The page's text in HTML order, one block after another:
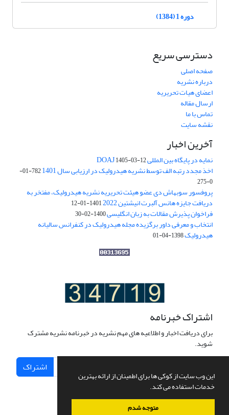
این وب سایت از کوکی ها برای اطمینان از ارائه بهترین
خدمات استفاده می کند.
متوجه شدم
دوره 1 (1384)
دسترسی سریع
صفحه اصلی
درباره نشریه
اعضای هیات تحریریه
ارسال مقاله
تماس با ما
نقشه سایت
آخرین اخبار
نمایه در پایگاه بین المللی DOAJ1405-03-12
اخذ مجدد رتبه الف توسط نشریه هیدرولیک در ارزیابی سال 1401
782-01-
0-275
پروفسور سوبهاش دی عضو هیئت تحریریه نشریه هیدرولیک، مفتخر به
دریافت جایزه هانس آلبرت انیشتین 2022 1401-01-12
فراخوان پذیرش مقالات به زبان انگلیسی1400-02-30
انتخاب و معرفی داور برگزیده مجله هیدرولیک در کنفرانس سالیانه
هیدرولیک1398-04-01
اشتراک خبرنامه
برای دریافت اخبار و اطلاعیه های مهم نشریه در خبرنامه نشریه مشترک
شوید.
اشتراک